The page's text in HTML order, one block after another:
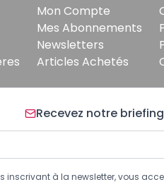
Mon Compte
Mes Abonnements
Newsletters
Articles Achetés
Recevez notre
inscrivant à la newsletter, vous